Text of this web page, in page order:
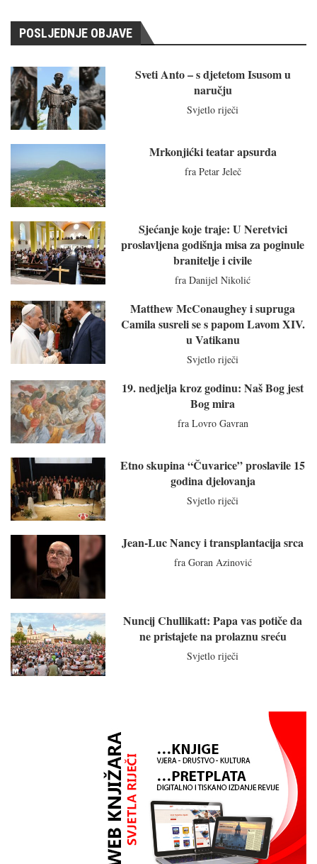
POSLJEDNJE OBJAVE
Sveti Anto – s djetetom Isusom u
naručju
Svjetlo riječi
Mrkonjićki teatar apsurda
fra Petar Jeleč
Sjećanje koje traje: U Neretvici
proslavljena godišnja misa za poginule
branitelje i civile
fra Danijel Nikolić
Matthew McConaughey i supruga
Camila susreli se s papom Lavom XIV.
u Vatikanu
Svjetlo riječi
19. nedjelja kroz godinu: Naš Bog jest
Bog mira
fra Lovro Gavran
Etno skupina “Čuvarice” proslavile 15
godina djelovanja
Svjetlo riječi
Jean-Luc Nancy i transplantacija srca
fra Goran Azinović
Nuncij Chullikatt: Papa vas potiče da
ne pristajete na prolaznu sreću
Svjetlo riječi